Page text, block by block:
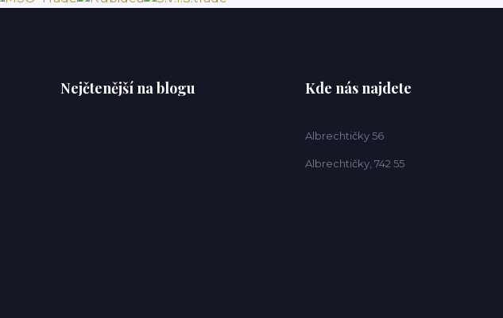
Nejčtenější na blogu Kde nás najdete
Albrechtičky 56
Albrechtičky, 742 55